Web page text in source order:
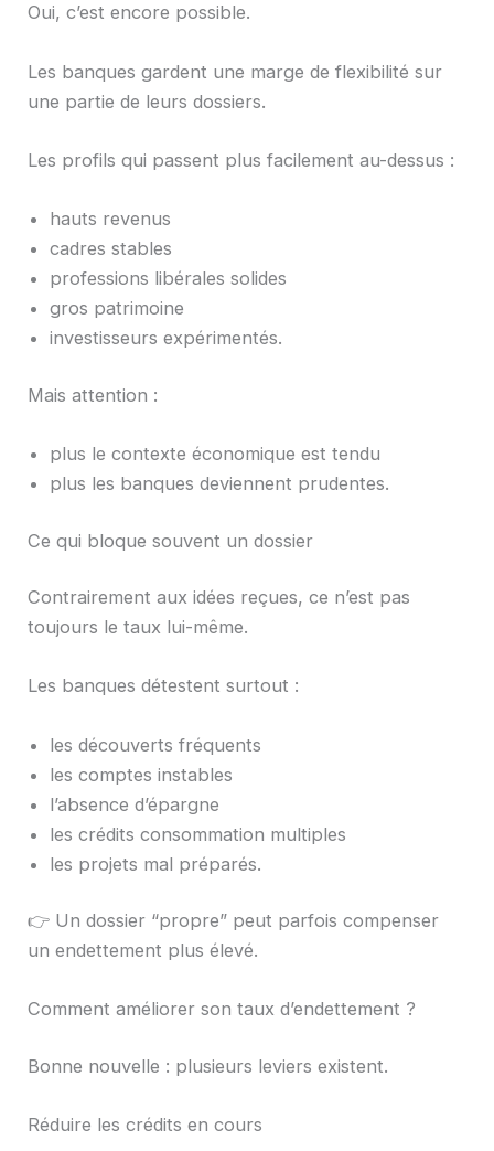
Oui, c’est encore possible.
Les banques gardent une marge de flexibilité sur
une partie de leurs dossiers.
Les profils qui passent plus facilement au-dessus :
hauts revenus
cadres stables
professions libérales solides
gros patrimoine
investisseurs expérimentés.
Mais attention :
plus le contexte économique est tendu
plus les banques deviennent prudentes.
Ce qui bloque souvent un dossier
Contrairement aux idées reçues, ce n’est pas
toujours le taux lui-même.
Les banques détestent surtout :
les découverts fréquents
les comptes instables
l’absence d’épargne
les crédits consommation multiples
les projets mal préparés.
👉 Un dossier “propre” peut parfois compenser
un endettement plus élevé.
Comment améliorer son taux d’endettement ?
Bonne nouvelle : plusieurs leviers existent.
Réduire les crédits en cours